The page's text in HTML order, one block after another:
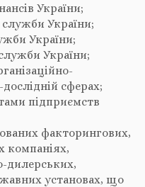
України;
служби України;
України;
України;
сферах;
підприємств
факторингових,
компаніях,
дилерських,
установах, що